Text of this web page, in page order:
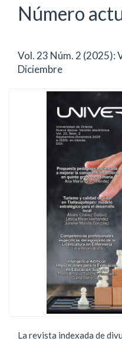
Número
Vol. 23 Núm. 2 (2025):
Diciembre
La revista indexada de